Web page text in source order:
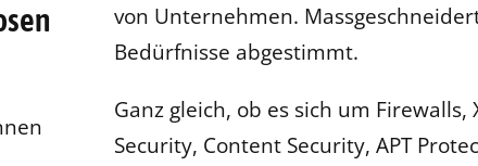
von Unternehmen.
Bedürfnisse abgestimmt.
Ganz gleich, ob es sich um Firewalls,
Security, Content Security, APT